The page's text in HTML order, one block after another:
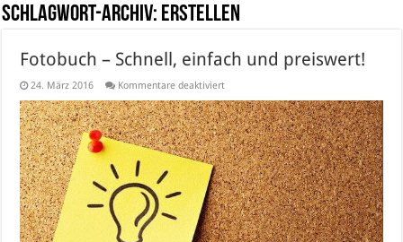
Schlagwort-Archiv: erstellen
Fotobuch – Schnell, einfach und preiswert!
24. März 2016 Kommentare deaktiviertfür
–
Schnell,
einfach
und
preiswert!